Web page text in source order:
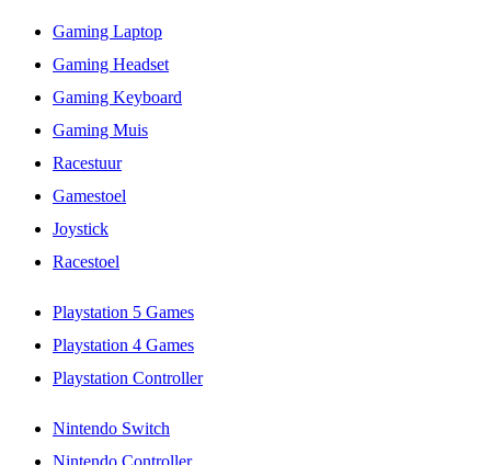
Gaming Laptop
Gaming Headset
Gaming Keyboard
Gaming Muis
Racestuur
Gamestoel
Joystick
Racestoel
Playstation 5 Games
Playstation 4 Games
Playstation Controller
Nintendo Switch
Nintendo Controller